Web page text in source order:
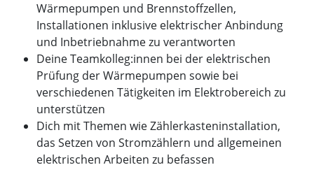
Wärmepumpen und Brennstoffzellen,
Installationen inklusive elektrischer Anbindung
und Inbetriebnahme zu verantworten
Deine Teamkolleg:innen bei der elektrischen
Prüfung der Wärmepumpen sowie bei
verschiedenen Tätigkeiten im Elektrobereich zu
unterstützen
Dich mit Themen wie Zählerkasteninstallation,
das Setzen von Stromzählern und allgemeinen
elektrischen Arbeiten zu befassen